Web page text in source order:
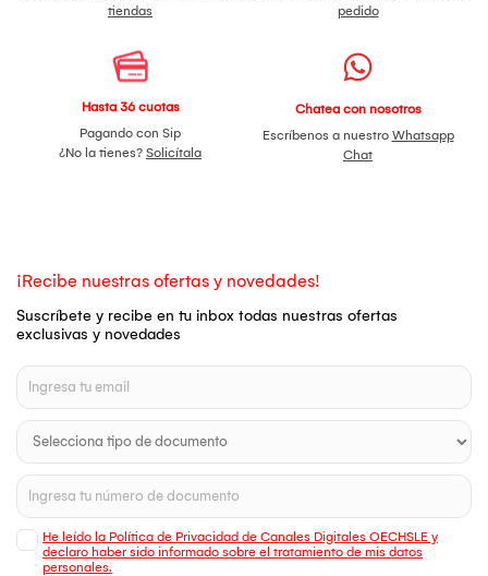
tiendas
pedido
Hasta 36 cuotas
Pagando con Sip
¿No la tienes? Solicítala
Chatea con nosotros
Escríbenos a nuestro Whatsapp
Chat
¡Recibe nuestras ofertas y novedades!
Suscríbete y recibe en tu inbox todas nuestras ofertas
exclusivas y novedades
He leído la Política de Privacidad de Canales Digitales OECHSLE y
declaro haber sido informado sobre el tratamiento de mis datos
personales.